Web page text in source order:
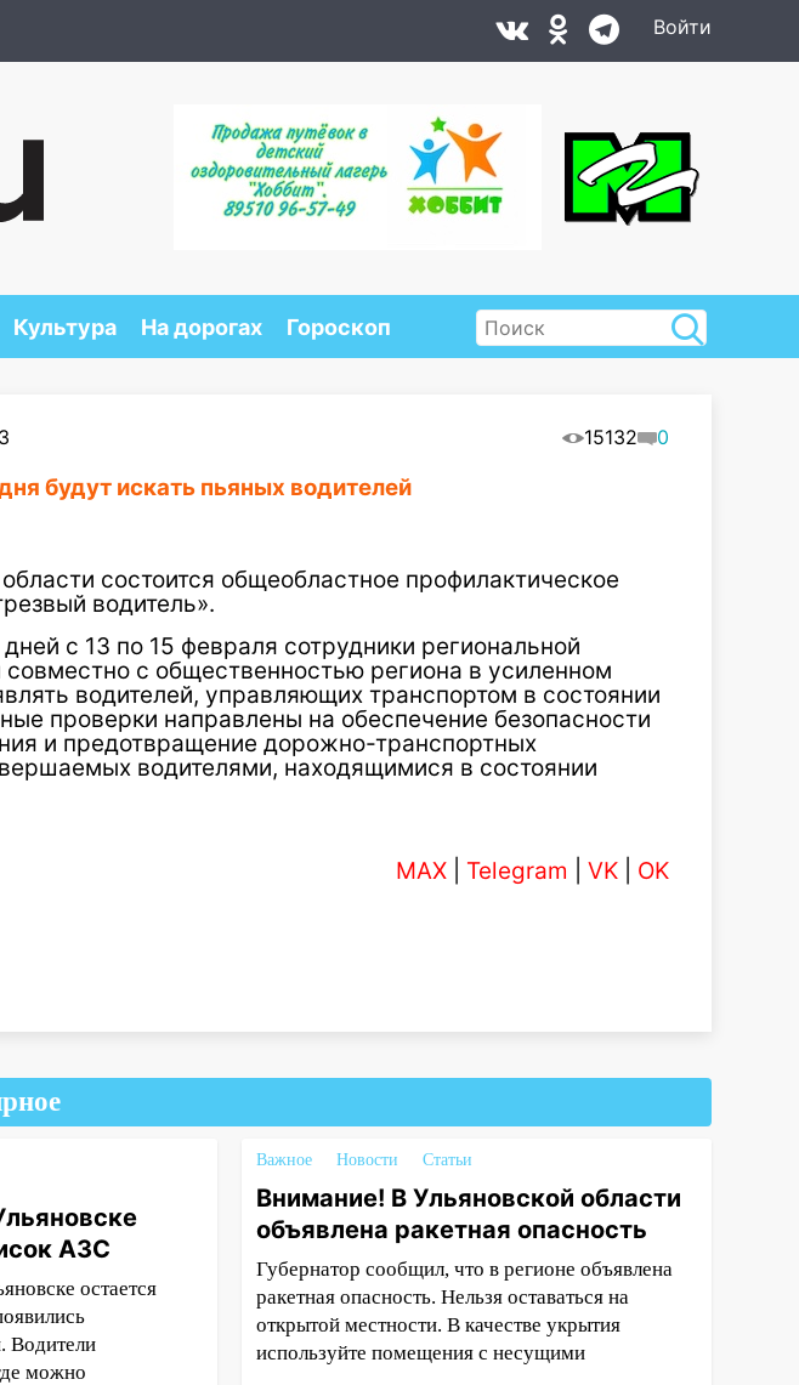
Войти
Культура На дорогах Гороскоп
15132 0
будут искать пьяных водителей
состоится общеобластное профилактическое
водитель».
с 13 по 15 февраля сотрудники региональной
совместно с общественностью региона в усиленном
водителей, управляющих транспортом в состоянии
проверки направлены на обеспечение безопасности
и предотвращение дорожно-транспортных
водителями, находящимися в состоянии
MAX Telegram VK OK
АЗС
остается
Водители
можно
Важное Новости Статьи
Внимание! В Ульяновской области
объявлена ракетная опасность
Губернатор сообщил, что в регионе объявлена
ракетная опасность. Нельзя оставаться на
открытой местности. В качестве укрытия
используйте помещения с несущими